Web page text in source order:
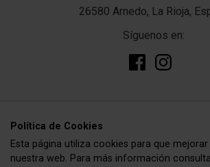
26580 Arnedo, La Rioja,
Síguenos en:
Complementos
CORDÓNSTYLE
Polí­tica de Cookies
Esta página utiliza cookies para que
nuestra web. Para más información